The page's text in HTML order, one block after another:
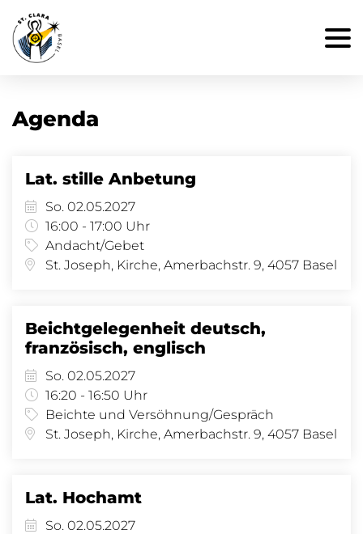
Agenda
Lat. stille Anbetung
So. 02.05.2027
16:00 - 17:00 Uhr
Andacht/Gebet
St. Joseph, Kirche, Amerbachstr. 9, 4057 Basel
Beichtgelegenheit deutsch,
französisch, englisch
So. 02.05.2027
16:20 - 16:50 Uhr
Beichte und Versöhnung/Gespräch
St. Joseph, Kirche, Amerbachstr. 9, 4057 Basel
Lat. Hochamt
So. 02.05.2027